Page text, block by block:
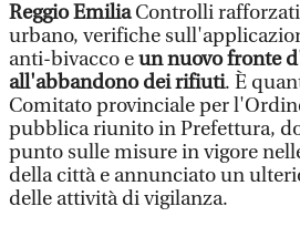
Reggio EmiliaControlli
urbano, verifiche
anti-bivacco eun nuovo fronte
all'abbandono dei rifiuti. È
Comitato provinciale per
pubblica riunito in Prefettura,
punto sulle misure in vigore
della città e annunciato un
delle attività di vigilanza.